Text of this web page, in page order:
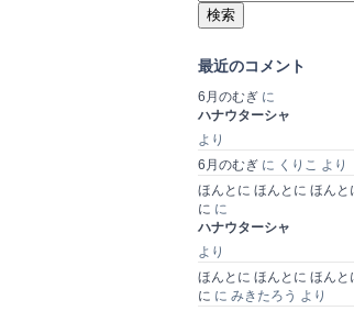
索:
最近のコメント
6月のむぎ に
ハナウターシャ
より
6月のむぎ に くりこ より
ほんとに ほんとに ほんと
に に
ハナウターシャ
より
ほんとに ほんとに ほんと
に に みきたろう より